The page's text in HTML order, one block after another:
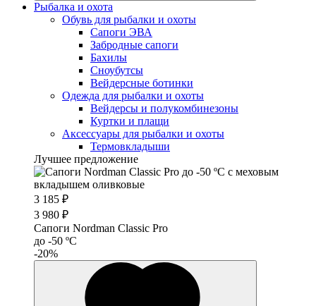
Рыбалка и охота
Обувь для рыбалки и охоты
Сапоги ЭВА
Забродные сапоги
Бахилы
Сноубутсы
Вейдерсные ботинки
Одежда для рыбалки и охоты
Вейдерсы и полукомбинезоны
Куртки и плащи
Аксессуары для рыбалки и охоты
Термовкладыши
Лучшее предложение
3 185 ₽
3 980 ₽
Сапоги Nordman Classic Pro
до -50 ºС
-20%